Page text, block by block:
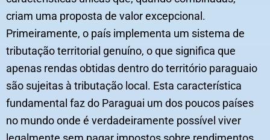
criam uma proposta de valor excepcional.
Primeiramente, o país implementa um sistema de
tributação territorial genuíno, o que significa que
apenas rendas obtidas dentro do território paraguaio
são sujeitas à tributação local. Esta característica
fundamental faz do Paraguai um dos poucos países
no mundo onde é verdadeiramente possível viver